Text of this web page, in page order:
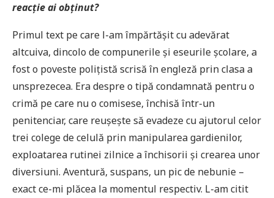
reacție ai obținut?
Primul text pe care l-am împărtășit cu adevărat
altcuiva, dincolo de compunerile și eseurile școlare, a
fost o poveste polițistă scrisă în engleză prin clasa a
unsprezecea. Era despre o tipă condamnată pentru o
crimă pe care nu o comisese, închisă într-un
penitenciar, care reușește să evadeze cu ajutorul celor
trei colege de celulă prin manipularea gardienilor,
exploatarea rutinei zilnice a închisorii și crearea unor
diversiuni. Aventură, suspans, un pic de nebunie –
exact ce-mi plăcea la momentul respectiv. L-am citit